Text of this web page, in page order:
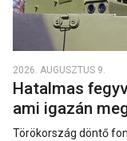
2026. AUGUSZTUS 9.
Hatalmas
ami igazán
Törökország döntő